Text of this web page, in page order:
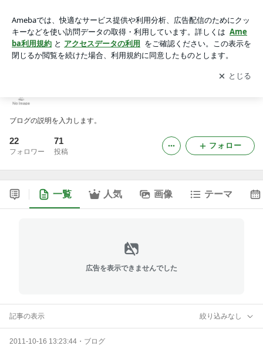
アプリをダウンロードして ブログの更新通知
を受け取りまし
ょう。
開く
ブログの説明を入力します。
22
フォロワー
71
投稿
フォロー
一覧 人気 画像 テーマ
広告を表示できませんでした
記事の表示 絞り込みなし
2011-10-16 13:23:44 ・ ブログ